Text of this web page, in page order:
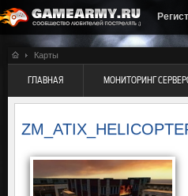
Карты
ГЛАВНАЯ МОНИТОРИНГ